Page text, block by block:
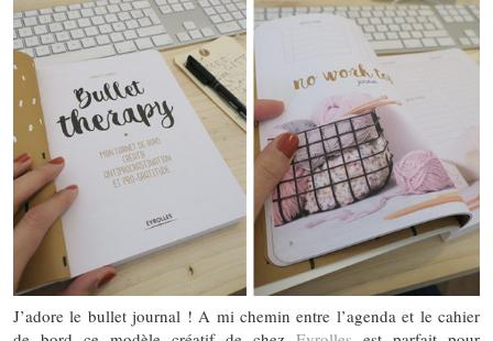
J’adore le bullet journal ! A mi chemin entre l’agenda et le cahier